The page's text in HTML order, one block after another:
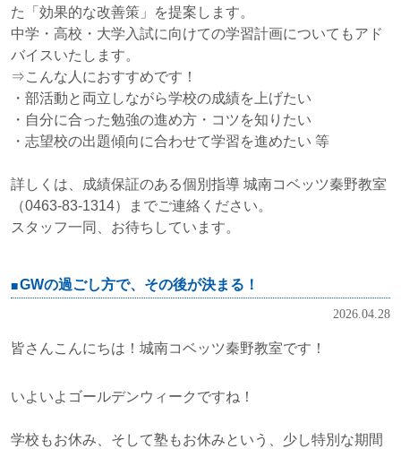
た「効果的な改善策」を提案します。
中学・高校・大学入試に向けての学習計画についてもアド
バイスいたします。
⇒こんな人におすすめです！
・部活動と両立しながら学校の成績を上げたい
・自分に合った勉強の進め方・コツを知りたい
・志望校の出題傾向に合わせて学習を進めたい 等
詳しくは、成績保証のある個別指導 城南コベッツ秦野教室
（0463‐83-1314）までご連絡ください。
スタッフ一同、お待ちしています。
GWの過ごし方で、その後が決まる！
2026.04.28
皆さんこんにちは！城南コベッツ秦野教室です！
いよいよゴールデンウィークですね！
学校もお休み、そして塾もお休みという、少し特別な期間